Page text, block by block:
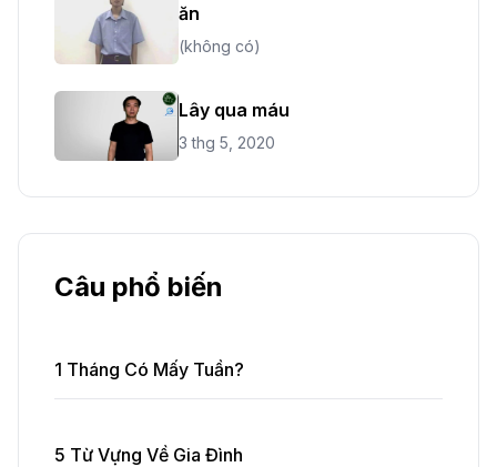
ăn
(không có)
Lây qua máu
3 thg 5, 2020
Câu phổ biến
1 Tháng Có Mấy Tuần?
5 Từ Vựng Về Gia Đình